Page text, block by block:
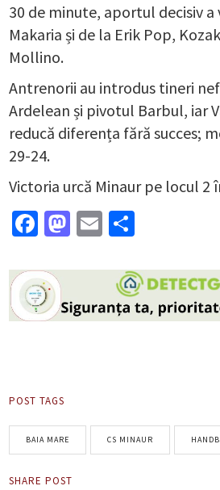
30 de minute, aportul decisiv
Makaria și de la Erik Pop,
Mollino.
Antrenorii au introdus tineri
Ardelean și pivotul Barbul, iar
reducă diferența fără succes;
29-24.
Victoria urcă Minaur pe locul 2
Facebook
Mastodon
Email
POST TAGS
BAIA MARE CS MINAUR
SHARE POST